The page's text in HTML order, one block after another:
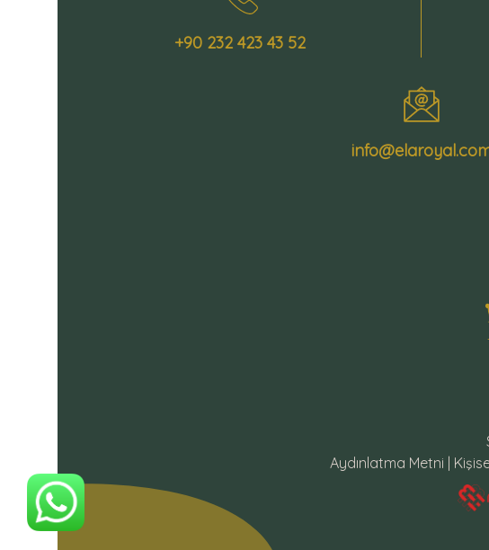
+90 232 423 43 52
Aydınlatma Metni